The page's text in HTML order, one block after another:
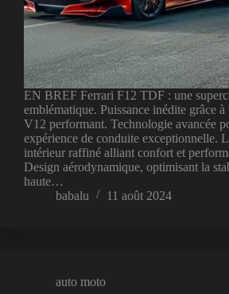
EN BREF Ferrari F12 TDF : une
emblématique. Puissance inédite grâce
V12 performant. Technologie avancée
expérience de conduite exceptionnelle.
intérieur raffiné alliant confort et
Design aérodynamique, optimisant la
haute…
babalu
11 août 2024
auto moto